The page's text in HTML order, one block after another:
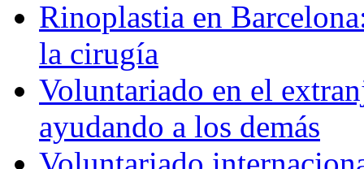
Rinoplastia en
la cirugía
Voluntariado en el
ayudando a los demás